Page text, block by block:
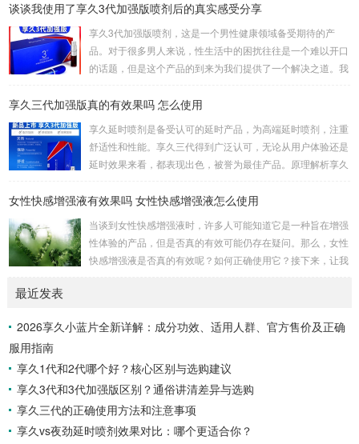
英文简写即我们通常所说的SM。SM情趣道具包括捆绑和束
野外调教、蜡烛、冰块、夹子、鞭打、头发、剃体毛等。这些
道具在使用时需要注意安全和卫生，尤其是涉及到身体部位的
刺激和捆绑时，要注意血...
谈谈我使用了享久3代加强版喷剂后的真实感受分享
享久3代加强版喷剂，这是一个男性健康领域备受期待的产
品。对于很多男人来说，性生活中的困扰往往是一个难以开口
的话题，但是这个产品的到来为我们提供了一个解决之道。我
事时间方面提供了显著的帮助。首先，我要强调的是这个产品
然后轻轻按摩，稍等片刻，你就可以享受到它的效果了。这一
点对我来说非常重要，因为它不需要繁琐的准备或额外的设
备，而是一个方便且离不开家的解决方案。当我第一次使用...
享久三代加强版真的有效果吗 怎么使用
享久延时喷剂是备受认可的延时产品，为高端延时喷剂，注重
舒适性和性能。享久三代得到广泛认可，无论从用户体验还是
延时效果来看，都表现出色，被誉为最佳产品。原理解析享久
物、马鹿茸、人参、秦椒、乙醇等。这些成分不仅减少敏感度
保留性生活的乐趣。产品特性起效时间：15分钟延时时间：3
0分钟左右最长有效时间：15小时15分钟开始起效，30分钟至
7小时内效果最佳，15小时内持续有效。清洗...
女性快感增强液有效果吗 女性快感增强液怎么使用
当谈到女性快感增强液时，许多人可能知道它是一种旨在增强
性体验的产品，但是否真的有效可能仍存在疑问。那么，女性
快感增强液是否真的有效呢？如何正确使用它？接下来，让我
于提高性表现，并增加私处的敏感度，从而改善性生活。如果
足你的生理需求。女性快感增强液的使用方法女性快感...
最近发表
2026享久小蓝片全新详解：成分功效、适用人群、官方售价及正确
服用指南
享久1代和2代哪个好？核心区别与选购建议
享久3代和3代加强版区别？通俗讲清差异与选购
享久三代的正确使用方法和注意事项
享久vs夜劲延时喷剂效果对比：哪个更适合你？